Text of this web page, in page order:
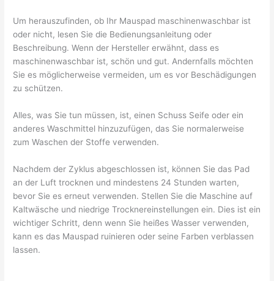
Um herauszufinden, ob Ihr Mauspad maschinenwaschbar ist
oder nicht, lesen Sie die Bedienungsanleitung oder
Beschreibung. Wenn der Hersteller erwähnt, dass es
maschinenwaschbar ist, schön und gut. Andernfalls möchten
Sie es möglicherweise vermeiden, um es vor Beschädigungen
zu schützen.
Alles, was Sie tun müssen, ist, einen Schuss Seife oder ein
anderes Waschmittel hinzuzufügen, das Sie normalerweise
zum Waschen der Stoffe verwenden.
Nachdem der Zyklus abgeschlossen ist, können Sie das Pad
an der Luft trocknen und mindestens 24 Stunden warten,
bevor Sie es erneut verwenden. Stellen Sie die Maschine auf
Kaltwäsche und niedrige Trocknereinstellungen ein. Dies ist ein
wichtiger Schritt, denn wenn Sie heißes Wasser verwenden,
kann es das Mauspad ruinieren oder seine Farben verblassen
lassen.